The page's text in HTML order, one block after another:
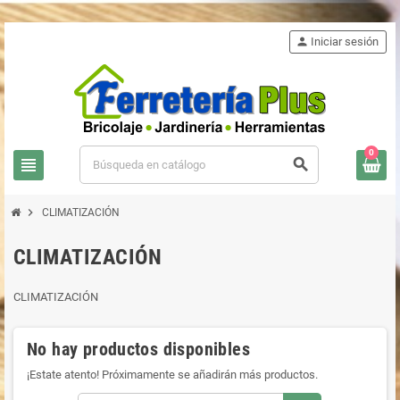
view_headline search
person Iniciar sesión
0
chevron_right CLIMATIZACIÓN
CLIMATIZACIÓN
CLIMATIZACIÓN
No hay productos disponibles
¡Estate atento! Próximamente se añadirán más productos.